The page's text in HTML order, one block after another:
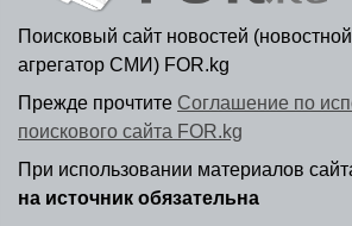
Поисковый сайт новостей (новостной
агрегатор СМИ) FOR.kg
Прежде прочтите Соглашение по
поискового сайта FOR.kg
При использовании материалов
на источник обязательна